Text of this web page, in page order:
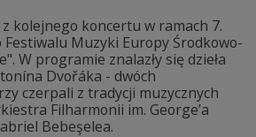
kolejnego koncertu w ramach 7.
Muzyki Europy Środkowo-
W programie znalazły się dzieła
Dvořáka - dwóch
czerpali z tradycji muzycznych
Filharmonii im. George’a
Bebeşelea.